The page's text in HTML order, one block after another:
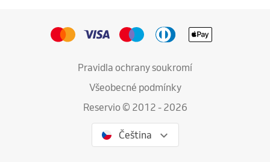
Pravidla ochrany soukromí
Všeobecné podmínky
Reservio © 2012 - 2026
Čeština